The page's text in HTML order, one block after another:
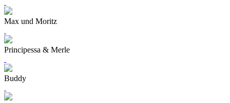
Max und Moritz
Principessa & Merle
Buddy